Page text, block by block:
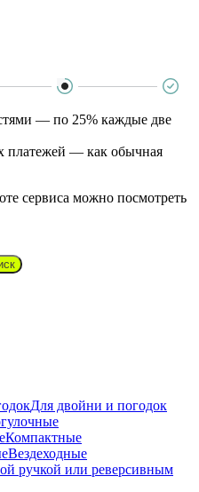
— по 25% каждые две
платежей — как обычная
сервиса можно посмотреть
Для двойни и погодок
Компактные
Вездеходные